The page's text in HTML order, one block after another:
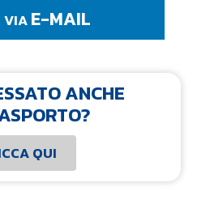
VIAE-MAIL
ANCHE
QUI